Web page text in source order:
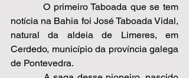
          O primeiro Taboada que se tem
notícia na Bahia foi José Taboada Vidal,
natural da aldeia de Limeres, em
Cerdedo, município da província galega
de Pontevedra.